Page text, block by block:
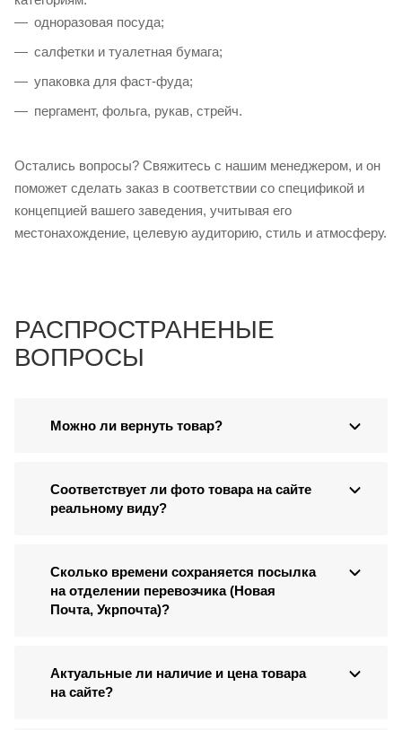
одноразовая посуда;
салфетки и туалетная бумага;
упаковка для фаст-фуда;
пергамент, фольга, рукав, стрейч.
Остались вопросы? Свяжитесь с нашим менеджером, и он
поможет сделать заказ в соответствии со спецификой и
концепцией вашего заведения, учитывая его
местонахождение, целевую аудиторию, стиль и атмосферу.
РАСПРОСТРАНЕНЫЕ
ВОПРОСЫ
Можно ли вернуть товар?
Соответствует ли фото товара на сайте
реальному виду?
Сколько времени сохраняется посылка
на отделении перевозчика (Новая
Почта, Укрпочта)?
Актуальные ли наличие и цена товара
на сайте?